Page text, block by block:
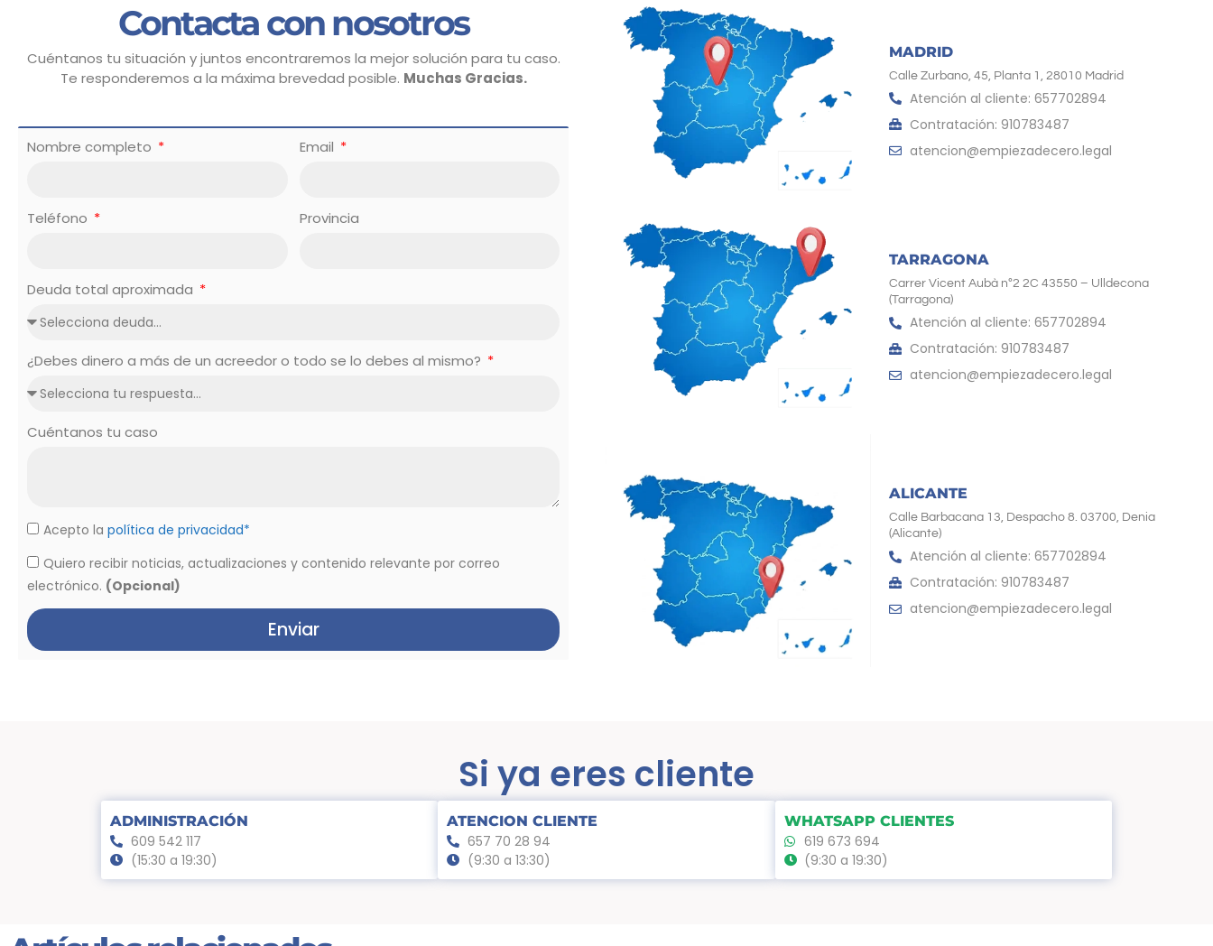
Contacta con nosotros
Cuéntanos tu situación y juntos encontraremos la mejor solución para tu caso.
Te responderemos a la máxima brevedad posible. Muchas Gracias.
Nombre completo Email
Teléfono Provincia
Deuda total aproximada
¿Debes dinero a más de un acreedor o todo se lo debes al mismo?
Cuéntanos tu caso
Acepto la política de privacidad*
Quiero recibir noticias, actualizaciones y contenido relevante por correo
electrónico. (Opcional)
Enviar
MADRID
Calle Zurbano, 45, Planta 1, 28010 Madrid
Atención al cliente: 657702894
Contratación: 910783487
atencion@empiezadecero.legal
TARRAGONA
Carrer Vicent Aubà nº2 2C 43550 – Ulldecona
(Tarragona)
Atención al cliente: 657702894
Contratación: 910783487
atencion@empiezadecero.legal
ALICANTE
Calle Barbacana 13, Despacho 8. 03700, Denia
(Alicante)
Atención al cliente: 657702894
Contratación: 910783487
atencion@empiezadecero.legal
Si ya eres cliente
ADMINISTRACIÓN
609 542 117
(15:30 a 19:30)
ATENCION CLIENTE
657 70 28 94
(9:30 a 13:30)
WHATSAPP CLIENTES
619 673 694
(9:30 a 19:30)